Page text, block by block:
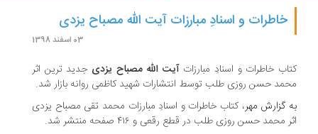
خاطرات و اسنادِ مبارزات آیت الله مصباح یزدی
03 اسفند 1398
کتاب خاطرات و اسنادِ مبارزاتآیت الله مصباح یزدی جدید ترین اثر
محمد حسن روزی طلب توسط انتشارات شهید کاظمی روانه بازار شد.
به گزارش مهر، کتاب خاطرات و اسنادِ مبارزات محمد تقی مصباح یزدی
اثر محمد حسن روزی طلب در قطع رقعی و ۴۱۶ صفحه منتشر شد.